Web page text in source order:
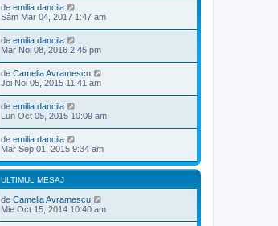
de emilia dancila
Sâm Mar 04, 2017 1:47 am
de emilia dancila
Mar Noi 08, 2016 2:45 pm
de Camelia Avramescu
Joi Noi 05, 2015 11:41 am
de emilia dancila
Lun Oct 05, 2015 10:09 am
de emilia dancila
Mar Sep 01, 2015 9:34 am
ULTIMUL MESAJ
de Camelia Avramescu
Mie Oct 15, 2014 10:40 am